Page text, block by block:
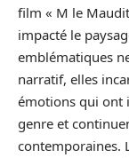
film « M le
impacté le
emblématiques
narratif, elles
émotions qui ont
genre et
contemporaines.